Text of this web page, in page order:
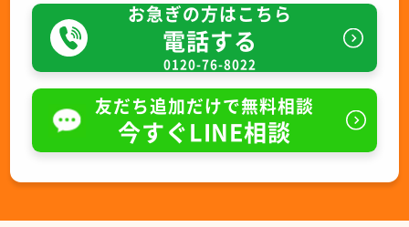
お急ぎの方はこちら
電話する
0120-76-8022
友だち追加だけで無料相談
今すぐLINE相談